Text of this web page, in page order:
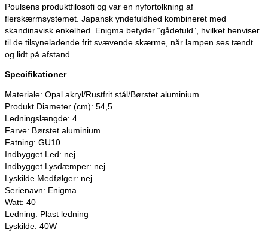
Poulsens produktfilosofi og var en nyfortolkning af
flerskærmsystemet. Japansk yndefuldhed kombineret med
skandinavisk enkelhed. Enigma betyder “gådefuld”, hvilket henviser
til de tilsyneladende frit svævende skærme, når lampen ses tændt
og lidt på afstand.
Specifikationer
Materiale: Opal akryl/Rustfrit stål/Børstet aluminium
Produkt Diameter (cm): 54,5
Ledningslængde: 4
Farve: Børstet aluminium
Fatning: GU10
Indbygget Led: nej
Indbygget Lysdæmper: nej
Lyskilde Medfølger: nej
Serienavn: Enigma
Watt: 40
Ledning: Plast ledning
Lyskilde: 40W